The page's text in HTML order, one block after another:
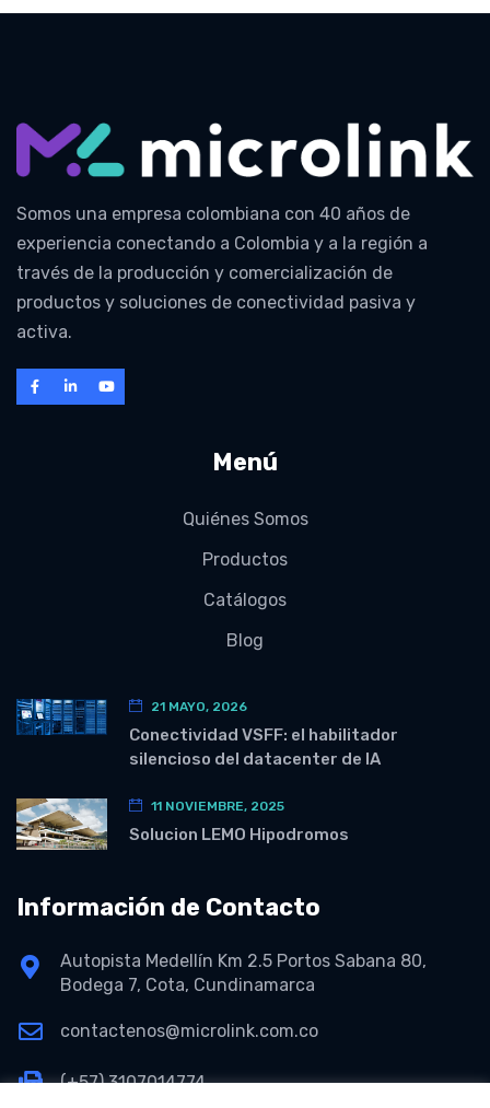
Somos una empresa colombiana con 40 años de
experiencia conectando a Colombia y a la región a
través de la producción y comercialización de
productos y soluciones de conectividad pasiva y
activa.
Menú
Quiénes Somos
Productos
Catálogos
Blog
21 MAYO, 2026
Conectividad VSFF: el habilitador
silencioso del datacenter de IA
11 NOVIEMBRE, 2025
Solucion LEMO Hipodromos
Información de Contacto
Autopista Medellín Km 2.5 Portos Sabana 80,
Bodega 7, Cota, Cundinamarca
contactenos@microlink.com.co
(+57) 3107014774